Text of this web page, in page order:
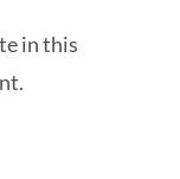
in this